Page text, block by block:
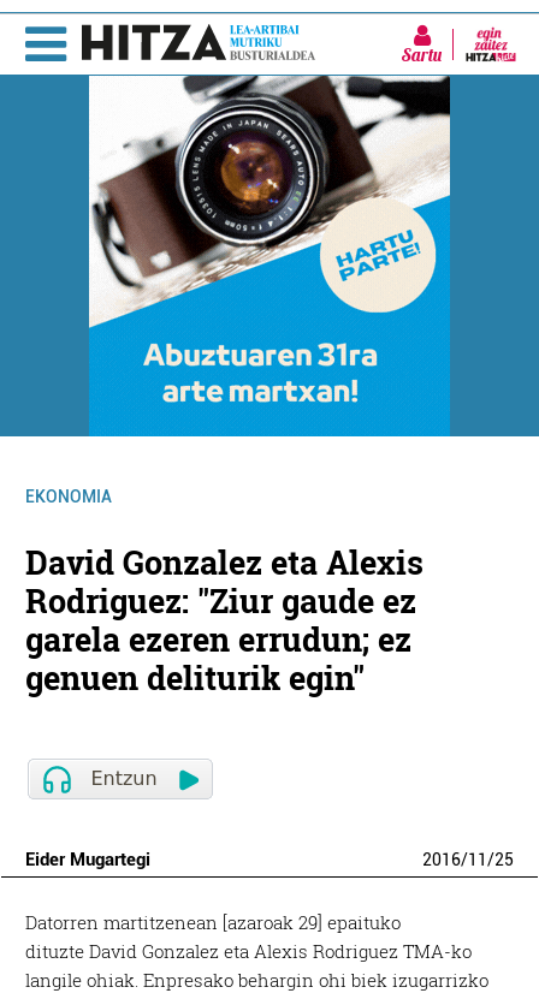
Sartu
EKONOMIA
David Gonzalez eta Alexis
Rodriguez: "Ziur gaude ez
garela ezeren errudun; ez
genuen deliturik egin"
Eider Mugartegi 2016/11/25
Datorren martitzenean [azaroak 29] epaituko
dituzte David Gonzalez eta Alexis Rodriguez TMA-ko
langile ohiak. Enpresako behargin ohi biek izugarrizko